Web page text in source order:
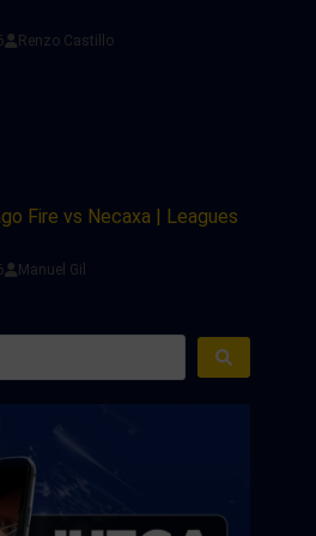
Renzo Castillo
Fire vs Necaxa | Leagues
Manuel Gil